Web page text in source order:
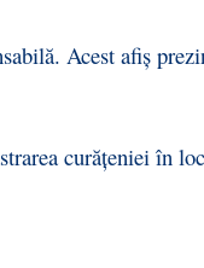
Acest afiș
curățeniei în